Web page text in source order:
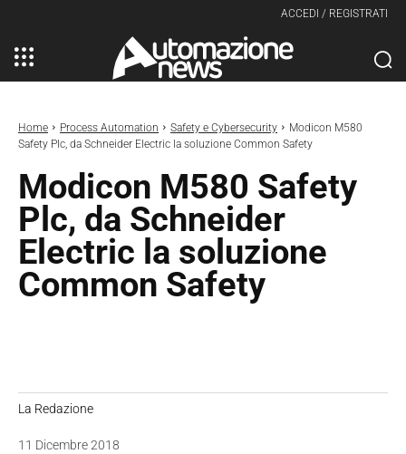
ACCEDI / REGISTRATI
Home Process Automation Safety e Cybersecurity
Modicon M580
Safety Plc, da Schneider Electric la soluzione Common Safety
Modicon M580 Safety
Plc, da Schneider
Electric la soluzione
Common Safety
La Redazione
11 Dicembre 2018